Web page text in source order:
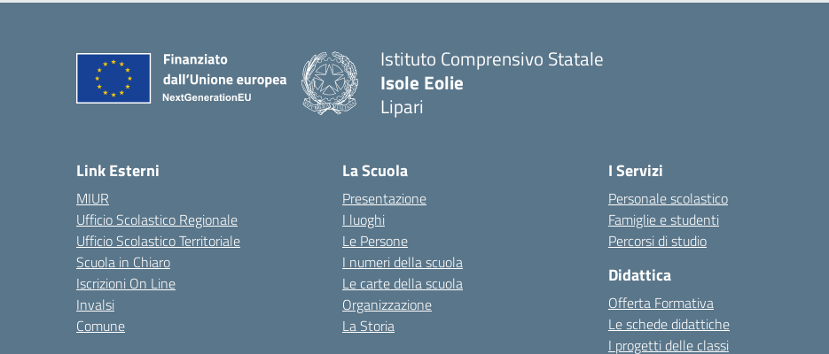
Istituto Comprensivo Statale
Isole Eolie
Lipari
Link Esterni
MIUR
Ufficio Scolastico Regionale
Ufficio Scolastico Territoriale
Scuola in Chiaro
Iscrizioni On Line
Invalsi
Comune
La Scuola
Presentazione
I luoghi
Le Persone
I numeri della scuola
Le carte della scuola
Organizzazione
La Storia
I Servizi
Personale scolastico
Famiglie e studenti
Percorsi di studio
Didattica
Offerta Formativa
Le schede didattiche
I progetti delle classi